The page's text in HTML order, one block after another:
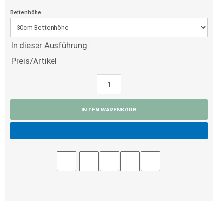
Bettenhöhe
In dieser Ausführung:
Preis/Artikel
IN DEN WARENKORB